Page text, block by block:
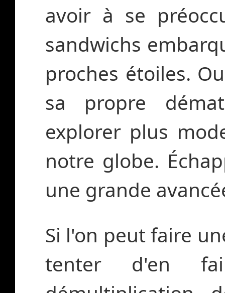
avoir à se
sandwichs
proches étoiles.
sa propre
explorer plus
notre globe.
une grande
Si l'on peut faire
tenter d'en